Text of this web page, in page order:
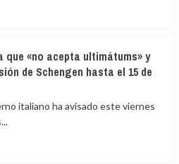
que «no acepta ultimátums» y
de Schengen hasta el 15 de
italiano ha avisado este viernes